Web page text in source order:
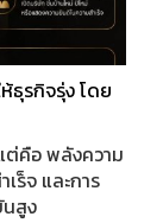
ธุรกิจรุ่ง โดย
ต่คือ พลังความ
ร็จ และการ
นสูง